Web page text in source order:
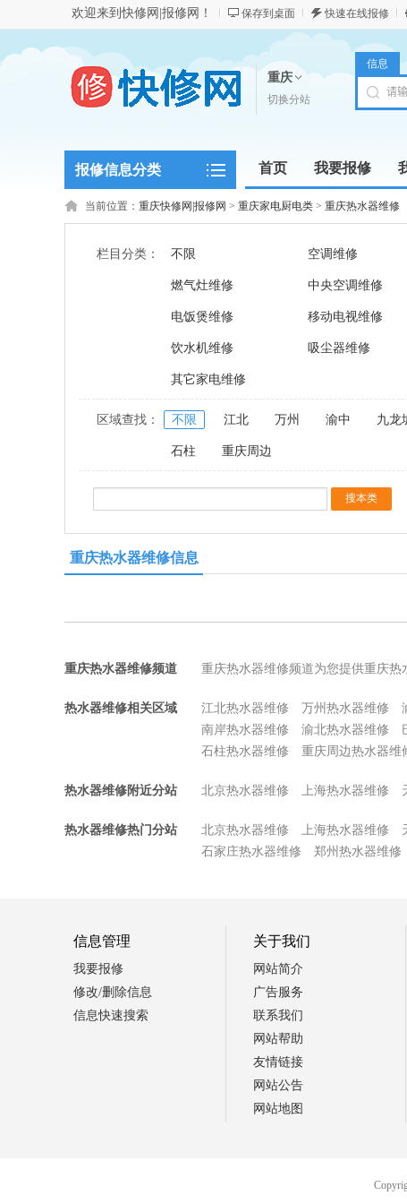
欢迎来到快修网|报修网！ 保存到桌面 快速在线报修
重庆
切换分站
信息
报修信息分类 首页 我要报修
当前位置： 重庆快修网|报修网 > 重庆家电厨电类 > 重庆热水器维修
栏目分类： 不限 空调维修
燃气灶维修 中央空调维修
电饭煲维修 移动电视维修
饮水机维修 吸尘器维修
其它家电维修
区域查找： 不限 江北 万州 渝中 九龙
石柱 重庆周边
重庆热水器维修信息
重庆热水器维修频道 重庆热水器维修频道为您提供重庆热
热水器维修相关区域 江北热水器维修 万州热水器维修
南岸热水器维修
渝北热水器维修
石柱热水器维修
重庆周边热水器维
热水器维修附近分站 北京热水器维修 上海热水器维修
热水器维修热门分站 北京热水器维修 上海热水器维修
石家庄热水器维修
郑州热水器维修
信息管理
我要报修
修改/删除信息
信息快速搜索
关于我们
网站简介
广告服务
联系我们
网站帮助
友情链接
网站公告
网站地图